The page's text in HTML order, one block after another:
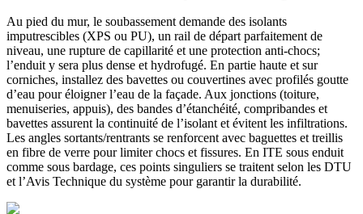
Au pied du mur, le soubassement demande des isolants
imputrescibles (XPS ou PU), un rail de départ parfaitement de
niveau, une rupture de capillarité et une protection anti-chocs;
l’enduit y sera plus dense et hydrofugé. En partie haute et sur
corniches, installez des bavettes ou couvertines avec profilés goutte
d’eau pour éloigner l’eau de la façade. Aux jonctions (toiture,
menuiseries, appuis), des bandes d’étanchéité, compribandes et
bavettes assurent la continuité de l’isolant et évitent les infiltrations.
Les angles sortants/rentrants se renforcent avec baguettes et treillis
en fibre de verre pour limiter chocs et fissures. En ITE sous enduit
comme sous bardage, ces points singuliers se traitent selon les DTU
et l’Avis Technique du système pour garantir la durabilité.